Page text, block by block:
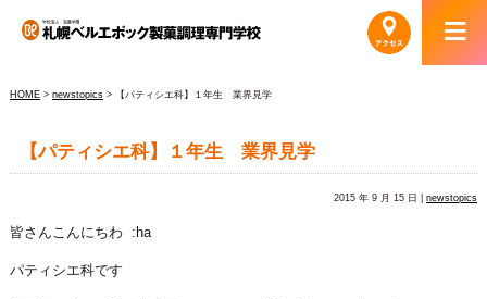
HOME> newstopics> 【パティシエ科】１年生 業界見学
【パティシエ科】１年生 業界見学
2015 年 9 月 15 日 |newstopics
皆さんこんにちわ :ha
パティシエ科です